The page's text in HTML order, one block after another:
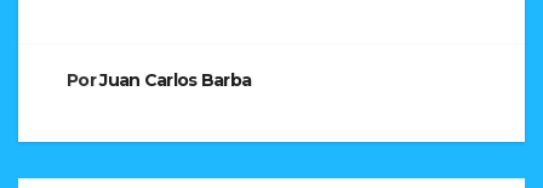
entradas
PorJuan Carlos Barba